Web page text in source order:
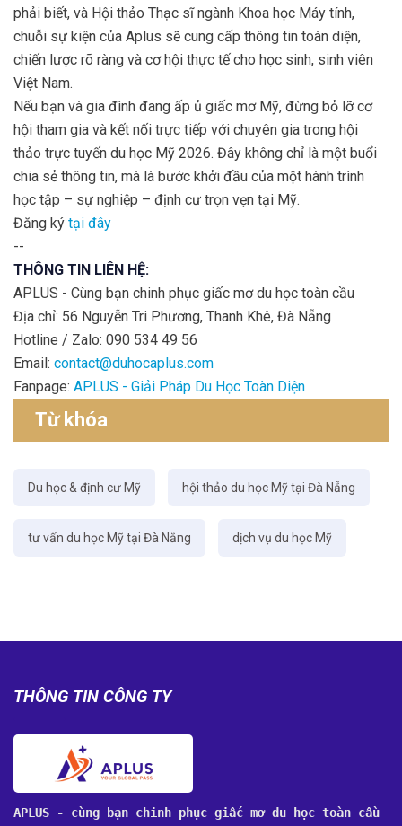
phải biết, và Hội thảo Thạc sĩ ngành Khoa học Máy tính,
chuỗi sự kiện của Aplus sẽ cung cấp thông tin toàn diện,
chiến lược rõ ràng và cơ hội thực tế cho học sinh, sinh viên
Việt Nam.
Nếu bạn và gia đình đang ấp ủ giấc mơ Mỹ, đừng bỏ lỡ cơ
hội tham gia và kết nối trực tiếp với chuyên gia trong hội
thảo trực tuyến du học Mỹ 2026. Đây không chỉ là một buổi
chia sẻ thông tin, mà là bước khởi đầu của một hành trình
học tập – sự nghiệp – định cư trọn vẹn tại Mỹ.
Đăng ký tại đây
--
THÔNG TIN LIÊN HỆ:
APLUS - Cùng bạn chinh phục giấc mơ du học toàn cầu
Địa chỉ: 56 Nguyễn Tri Phương, Thanh Khê, Đà Nẵng
Hotline / Zalo: 090 534 49 56
Email: contact@duhocaplus.com
Fanpage: APLUS - Giải Pháp Du Học Toàn Diện
Từ khóa
Du học & định cư Mỹ hội thảo du học Mỹ tại Đà Nẵng
tư vấn du học Mỹ tại Đà Nẵng dịch vụ du học Mỹ
THÔNG TIN CÔNG TY
APLUS - cùng bạn chinh phục giấc mơ du học toàn cầu